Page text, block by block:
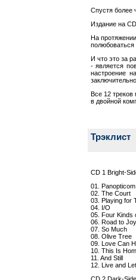
Спустя более
Издание на
На
полюбоваться
И что это за
- является
настроение
Все 12
в двойной
Трэклист
CD 1 Bright-
01. Panopticom
02. The Court
03. Playing for
04. I/O
05. Four Kinds
06. Road to Joy
07. So Much
08. Olive Tree
09. Love Can
10. This Is
11. And Still
12. Live and